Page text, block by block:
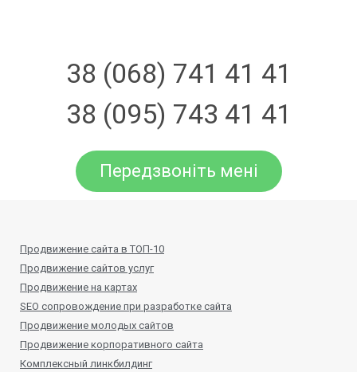
38 (068) 741 41 41
38 (095) 743 41 41
Передзвоніть мені
Продвижение сайта в ТОП-10
Продвижение сайтов услуг
Продвижение на картах
SEO сопровождение при разработке сайта
Продвижение молодых сайтов
Продвижение корпоративного сайта
Комплексный линкбилдинг